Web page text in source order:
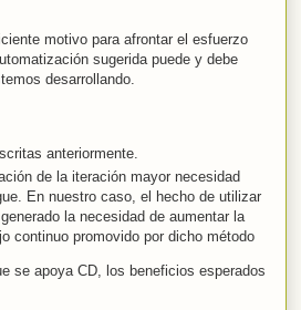
motivo para afrontar el esfuerzo
sugerida puede y debe
desarrollando.
anteriormente.
de la iteración mayor necesidad
En nuestro caso, el hecho de utilizar
la necesidad de aumentar la
continuo promovido por dicho método
se apoya CD, los beneficios esperados